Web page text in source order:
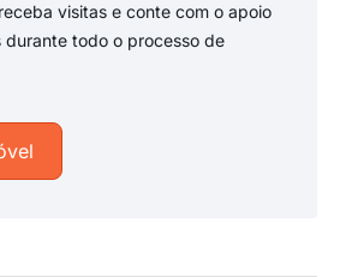
visitas e conte com o apoio
durante todo o processo de